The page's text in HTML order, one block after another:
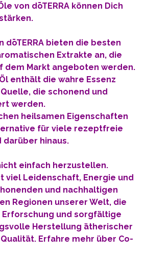
von dōTERRA können Dich
dōTERRA bieten die besten
Extrakte an, die
dem Markt angeboten werden.
enthält die wahre Essenz
die schonend und
werden.
heilsamen Eigenschaften
für viele rezeptfreie
darüber hinaus.
einfach herzustellen.
viel Leidenschaft, Energie und
und nachhaltigen
Regionen unserer Welt, die
und sorgfältige
Herstellung ätherischer
Qualität. Erfahre mehr über Co-